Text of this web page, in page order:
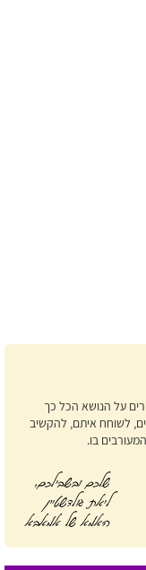
על הנושא הכל כך
לשוחח איתם, להקשיב
בו.